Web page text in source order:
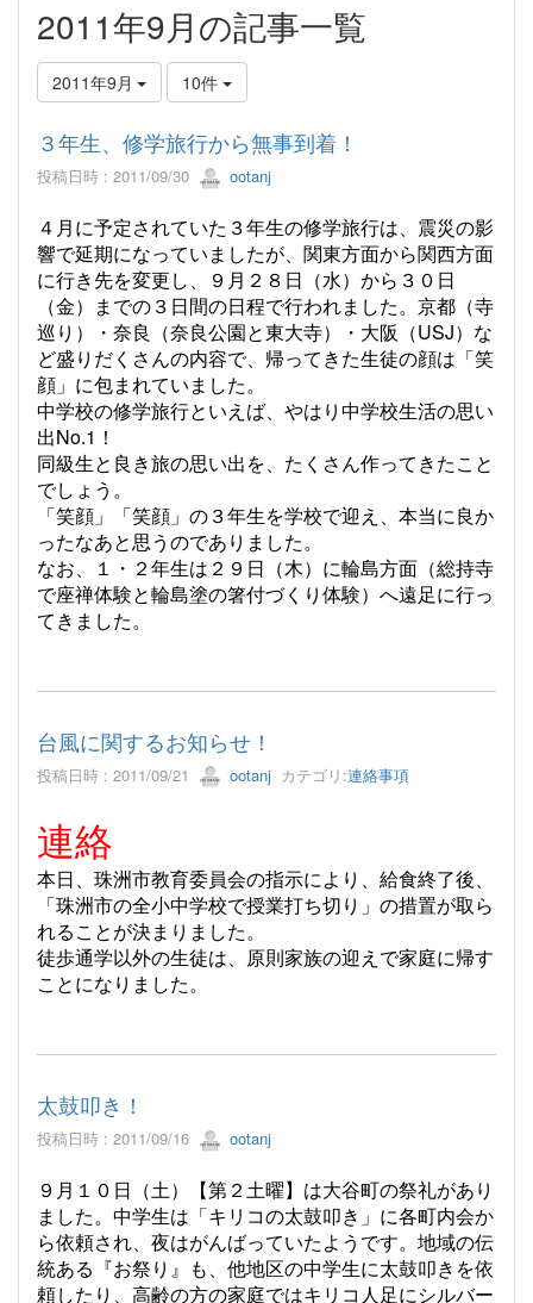
2011年9月の記事一覧
2011年9月 10件
３年生、修学旅行から無事到着！
投稿日時 : 2011/09/30 ootanj
４月に予定されていた３年生の修学旅行は、震災の影
響で延期になっていましたが、関東方面から関西方面
に行き先を変更し、９月２８日（水）から３０日
（金）までの３日間の日程で行われました。京都（寺
巡り）・奈良（奈良公園と東大寺）・大阪（USJ）な
ど盛りだくさんの内容で、帰ってきた生徒の顔は「笑
顔」に包まれていました。
中学校の修学旅行といえば、やはり中学校生活の思い
出No.1！
同級生と良き旅の思い出を、たくさん作ってきたこと
でしょう。
「笑顔」「笑顔」の３年生を学校で迎え、本当に良か
ったなあと思うのでありました。
なお、１・２年生は２９日（木）に輪島方面（総持寺
で座禅体験と輪島塗の箸付づくり体験）へ遠足に行っ
てきました。
台風に関するお知らせ！
投稿日時 : 2011/09/21 ootanj カテゴリ:連絡事項
連絡
本日、珠洲市教育委員会の指示により、給食終了後、
「珠洲市の全小中学校で授業打ち切り」の措置が取ら
れることが決まりました。
徒歩通学以外の生徒は、原則家族の迎えで家庭に帰す
ことになりました。
太鼓叩き！
投稿日時 : 2011/09/16 ootanj
９月１０日（土）【第２土曜】は大谷町の祭礼があり
ました。中学生は「キリコの太鼓叩き」に各町内会か
ら依頼され、夜はがんばっていたようです。地域の伝
統ある『お祭り』も、他地区の中学生に太鼓叩きを依
頼したり、高齢の方の家庭ではキリコ人足にシルバー